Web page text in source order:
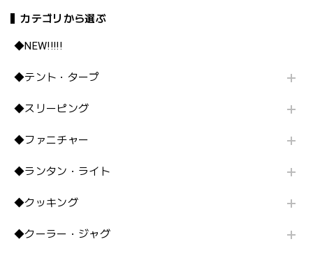
カテゴリから選ぶ
◆NEW!!!!!
◆テント・タープ
◆スリーピング
◆ファニチャー
◆ランタン・ライト
◆クッキング
◆クーラー・ジャグ